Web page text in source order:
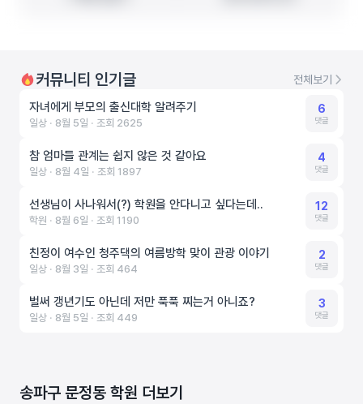
커뮤니티 인기글 전체보기
자녀에게 부모의 출신대학 알려주기
일상 ‧ 8월 5일 ‧ 조회 2625
6
댓글
참 엄마들 관계는 쉽지 않은 것 같아요
일상 ‧ 8월 4일 ‧ 조회 1897
4
댓글
선생님이 사나워서(?) 학원을 안다니고 싶다는데..
학원 ‧ 8월 6일 ‧ 조회 1190
12
댓글
친정이 여수인 청주댁의 여름방학 맞이 관광 이야기
일상 ‧ 8월 3일 ‧ 조회 464
2
댓글
벌써 갱년기도 아닌데 저만 푹푹 찌는거 아니죠?
일상 ‧ 8월 5일 ‧ 조회 449
3
댓글
송파구 문정동 학원 더보기